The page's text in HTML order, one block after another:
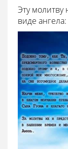
Эту молитву
виде ангела: